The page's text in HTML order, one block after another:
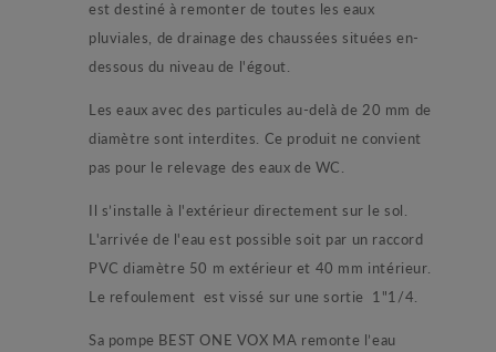
est destiné à remonter de toutes les eaux
pluviales, de drainage des chaussées situées en-
dessous du niveau de l'égout.
Les eaux avec des particules au-delà de 20 mm de
diamètre sont interdites. Ce produit ne convient
pas pour le relevage des eaux de WC.
Il s’installe à l'extérieur directement sur le sol.
L'arrivée de l'eau est possible soit par un raccord
PVC diamètre 50 m extérieur et 40 mm intérieur.
Le refoulement est vissé sur une sortie 1"1/4.
Sa pompe BEST ONE VOX MA remonte l’eau